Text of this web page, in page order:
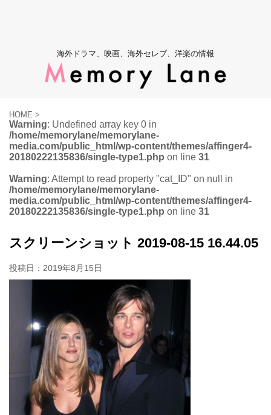
海外ドラマ、映画、海外セレブ、洋楽の情報
HOME >
Warning: Undefined array key 0 in
/home/memorylane/memorylane-
media.com/public_html/wp-content/themes/affinger4-
20180222135836/single-type1.php on line 31
Warning: Attempt to read property "cat_ID" on null in
/home/memorylane/memorylane-
media.com/public_html/wp-content/themes/affinger4-
20180222135836/single-type1.php on line 31
スクリーンショット 2019-08-15 16.44.05
投稿日： 2019年8月15日